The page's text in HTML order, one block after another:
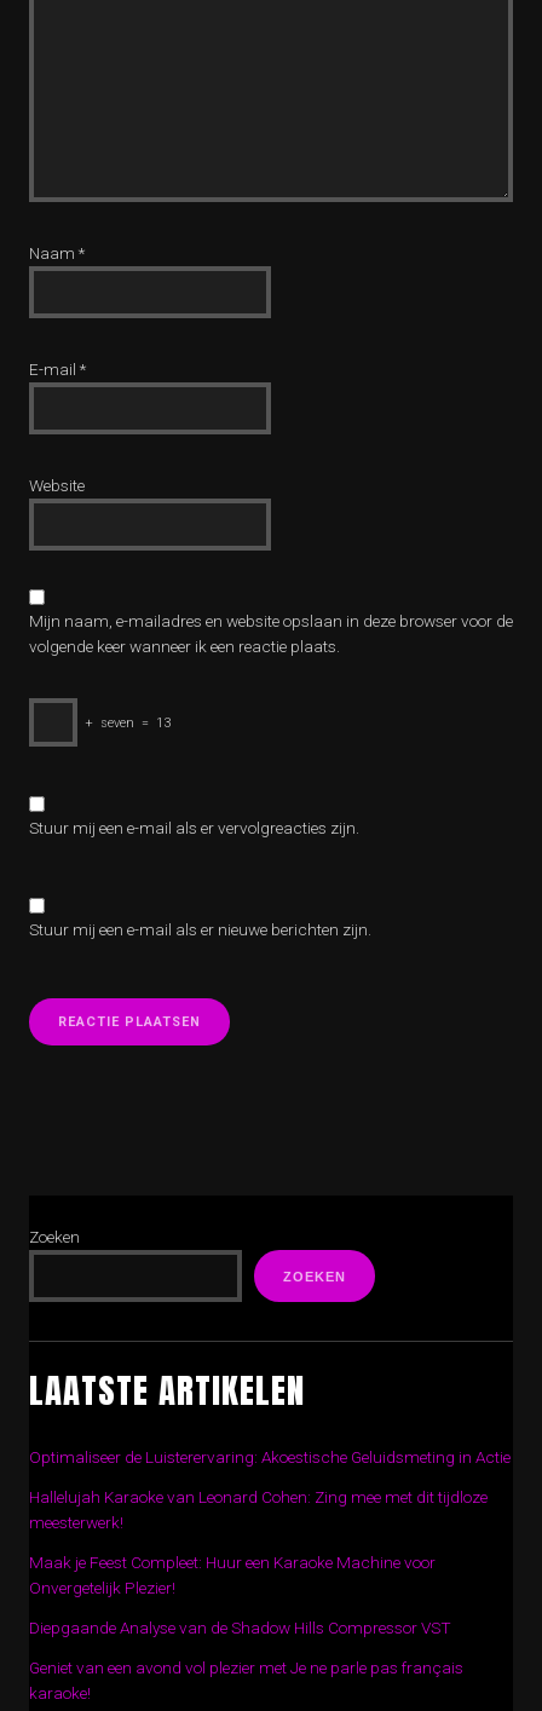
Naam *
E-mail *
Website
Mijn naam, e-mailadres en website opslaan in deze browser voor de
volgende keer wanneer ik een reactie plaats.
+ seven = 13
Stuur mij een e-mail als er vervolgreacties zijn.
Stuur mij een e-mail als er nieuwe berichten zijn.
Zoeken
ZOEKEN
LAATSTE ARTIKELEN
Optimaliseer de Luisterervaring: Akoestische Geluidsmeting in Actie
Hallelujah Karaoke van Leonard Cohen: Zing mee met dit tijdloze
meesterwerk!
Maak je Feest Compleet: Huur een Karaoke Machine voor
Onvergetelijk Plezier!
Diepgaande Analyse van de Shadow Hills Compressor VST
Geniet van een avond vol plezier met Je ne parle pas français
karaoke!